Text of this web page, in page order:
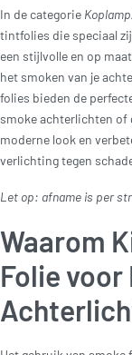
In de categorie
tintfolies die speciaal
een stijlvolle en op
het smoken van je
folies bieden de
smoke achterlichten of
moderne look en
verlichting tegen
Let op: afname is per
Waarom
Folie voor